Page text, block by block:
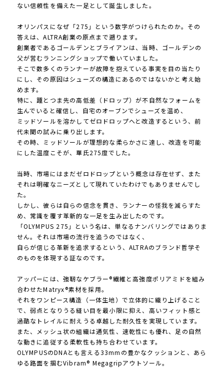
ない信頼性を備えた一足として誕生しました。
オリンパスになぜ「275」という数字がつけられたのか。その
答えは、ALTRA創業の原点まで遡ります。
創業者であるゴールデンとブライアンは、当時、ゴールデンの
父が営むランニングショップで働いていました。
そこで数多くのランナーが故障を抱えている事実を目の当たり
にし、その原因はシューズの構造にあるのではないかと考え始
めます。
特に、踵とつま先の高低差（ドロップ）が不自然なフォームを
生んでいると確信し、自宅のオーブンでシューズを温め、
ミッドソールを溶かしてゼロドロップへと改造するという、前
代未聞の試みに乗り出します。
その時、ミッドソールが理想的な柔らかさに達し、改造を可能
にした温度こそが、華氏275度でした。
当時、市場にはまだゼロドロップという概念は存在せず、また
それは明確なニーズとして現れていたわけでもありませんでし
た。
しかし、彼らは自らの信念を貫き、ランナーの怪我を減らすた
め、常識を覆す革新的な一足を生み出したのです。
「OLYMPUS 275」という名は、単なるナンバリングではありま
せん。それは市場の流行を追うのではなく、
自らが信じる革新を追求するという、ALTRAのブランド哲学そ
のものを体現する証なのです。
アッパーには、強靭なケブラー®繊維と高強度ポリアミドを組み
合わせたMatryx®素材を採用。
それをワンピース構造（一体生地）で立体的に織り上げること
で、弱点となりうる縫い目を最小限に抑え、高いフィット感と
過酷なトレイルに耐えうる卓越した耐久性を実現しています。
また、メッシュ状の組織は通気性、速乾性にも優れ、足の自然
な動きに追従する柔軟性も持ち合わせています。
OLYMPUSのDNAとも言える33mmの豊かなクッションと、あら
ゆる路面を掴むVibram® Megagripアウトソール。